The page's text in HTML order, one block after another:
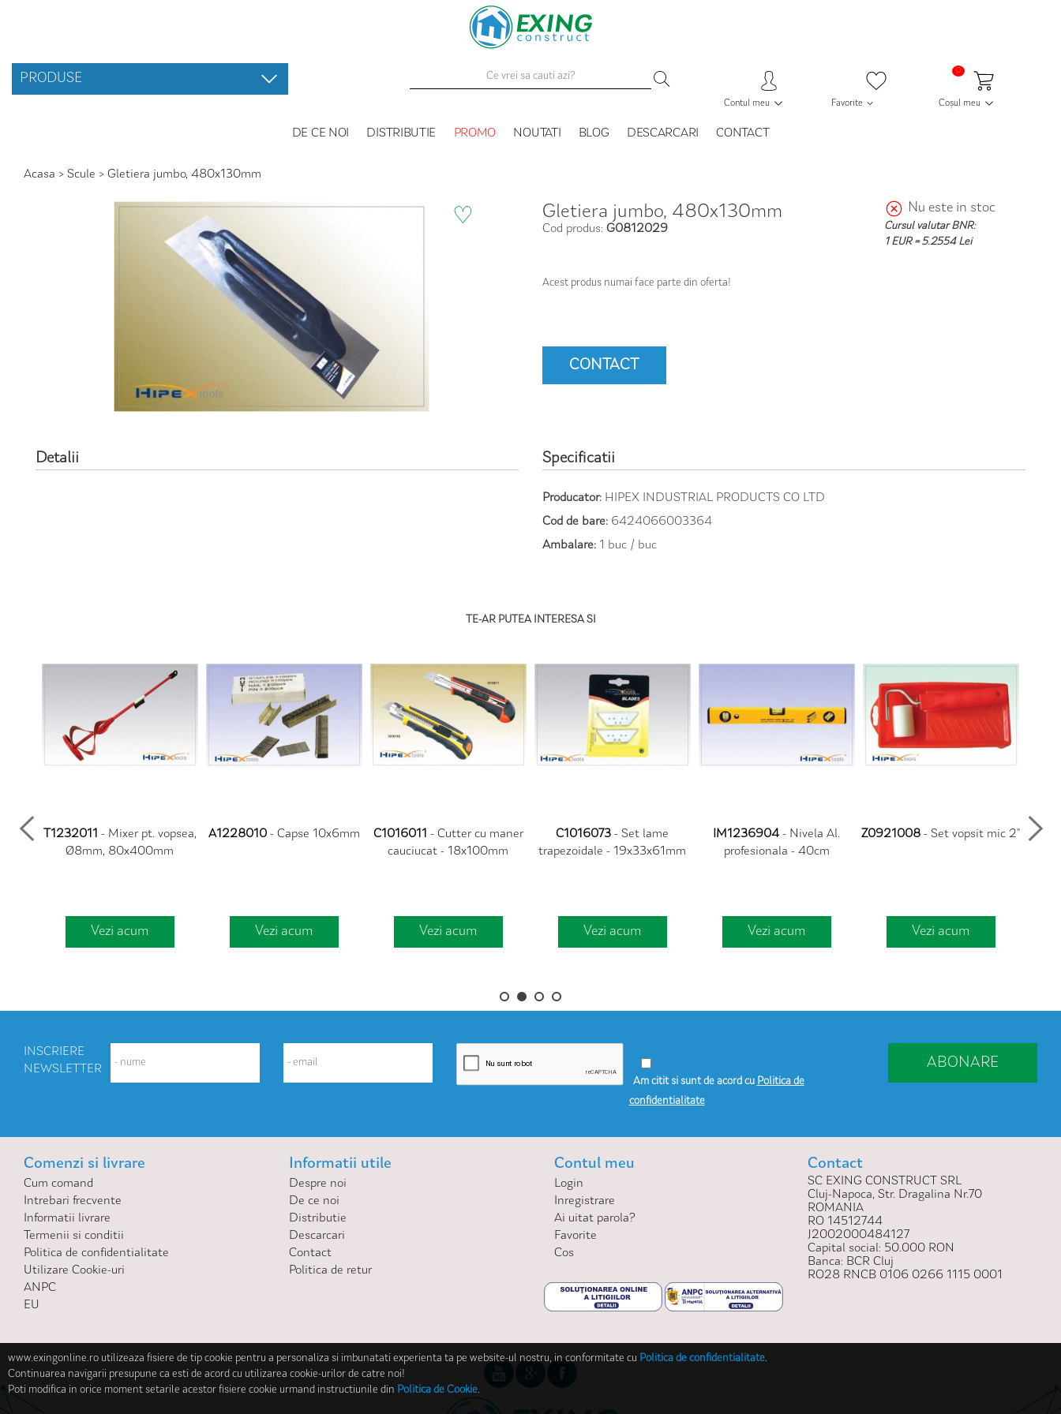
PRODUSE
Contul meu Favorite Coșul meu
0
DE CE NOI DISTRIBUTIE PROMO NOUTATI BLOG DESCARCARI CONTACT
Acasa > Scule > Gletiera jumbo, 480x130mm
♡ Gletiera jumbo, 480x130mm
Cod produs: G0812029
Nu este in stoc
Cursul valutar BNR:
1 EUR = 5.2554 Lei
Acest produs numai face parte din oferta!
CONTACT
Detalii Specificatii
Producator: HIPEX INDUSTRIAL PRODUCTS CO LTD
Cod de bare: 6424066003364
Ambalare: 1 buc / buc
TE-AR PUTEA INTERESA SI
par
T1232011 - Mixer pt. vopsea,
Ø8mm, 80x400mm
Vezi acum
A1228010- Capse 10x6mm
Vezi acum
C1016011 - Cutter cu maner
cauciucat - 18x100mm
Vezi acum
C1016073 - Set lame
trapezoidale - 19x33x61mm
Vezi acum
IM1236904 - Nivela Al.
profesionala - 40cm
Vezi acum
Z0921008- Set vopsit mic 2"
Vezi acum
INSCRIERE
NEWSLETTER
Am citit si sunt de acord cu Politica de
confidentialitate
ABONARE
Comenzi si livrare
Cum comand
Intrebari frecvente
Informatii livrare
Termenii si conditii
Politica de confidentialitate
Utilizare Cookie-uri
ANPC
EU
Informatii utile
Despre noi
De ce noi
Distributie
Descarcari
Contact
Politica de retur
Contul meu
Login
Inregistrare
Ai uitat parola?
Favorite
Cos
Contact
SC EXING CONSTRUCT SRL
Cluj-Napoca, Str. Dragalina Nr.70
ROMANIA
RO 14512744
J2002000484127
Capital social: 50.000 RON
Banca: BCR Cluj
RO28 RNCB 0106 0266 1115 0001
www.exingonline.ro utilizeaza fisiere de tip cookie pentru a personaliza si imbunatati experienta ta pe website-ul nostru, in conformitate cu Politica de confidentialitate.
Continuarea navigarii presupune ca esti de acord cu utilizarea cookie-urilor de catre noi!
Poti modifica in orice moment setarile acestor fisiere cookie urmand instructiunile din Politica de Cookie.